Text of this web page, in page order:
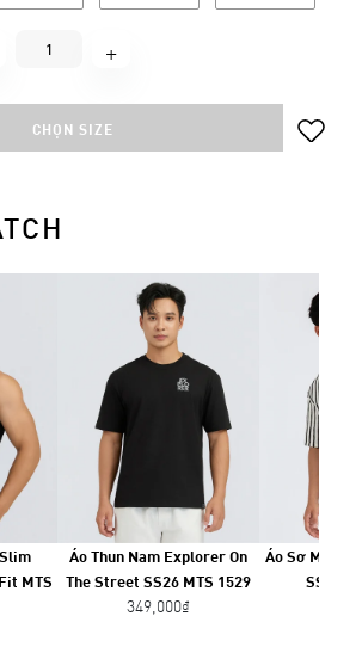
CHỌN SIZE
MTS
Áo Thun Nam Explorer On
The Street SS26 MTS 1529
349,000₫
Áo Sơ Mi
SS26